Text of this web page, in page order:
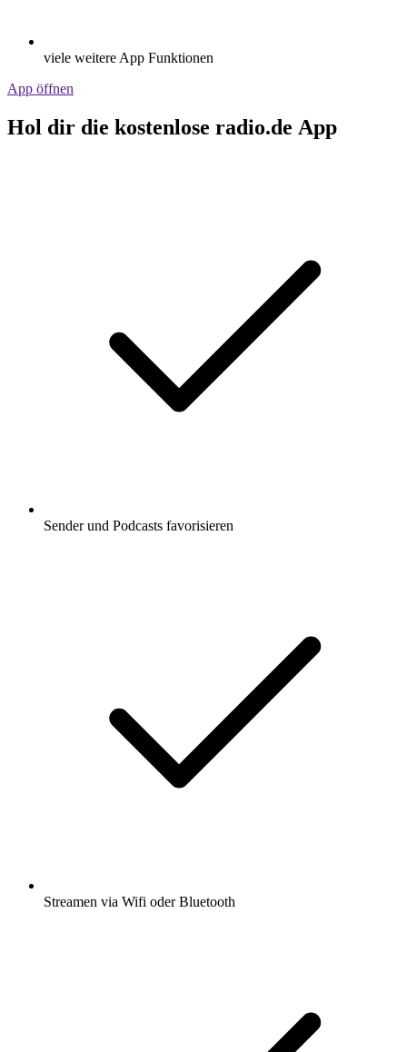
viele weitere App Funktionen
App öffnen
Hol dir die kostenlose radio.de App
Sender und Podcasts favorisieren
Streamen via Wifi oder Bluetooth